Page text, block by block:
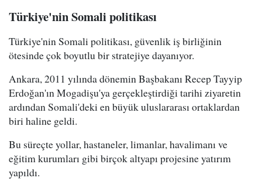
Türkiye'nin Somali politikası
Türkiye'nin Somali politikası, güvenlik iş birliğinin
ötesinde çok boyutlu bir stratejiye dayanıyor.
Ankara, 2011 yılında dönemin Başbakanı Recep Tayyip
Erdoğan'ın Mogadişu'ya gerçekleştirdiği tarihi ziyaretin
ardından Somali'deki en büyük uluslararası ortaklardan
biri haline geldi.
Bu süreçte yollar, hastaneler, limanlar, havalimanı ve
eğitim kurumları gibi birçok altyapı projesine yatırım
yapıldı.